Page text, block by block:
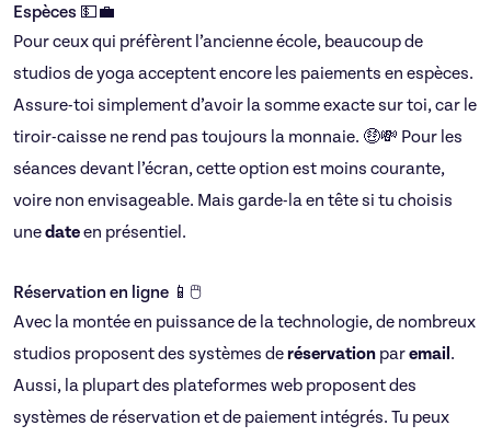
Espèces 💵💼
Pour ceux qui préfèrent l’ancienne école, beaucoup de
studios de yoga acceptent encore les paiements en espèces.
Assure-toi simplement d’avoir la somme exacte sur toi, car le
tiroir-caisse ne rend pas toujours la monnaie. 🤑💸 Pour les
séances devant l’écran, cette option est moins courante,
voire non envisageable. Mais garde-la en tête si tu choisis
unedateen présentiel.
Réservation en ligne 📱🖱️
Avec la montée en puissance de la technologie, de nombreux
studios proposent des systèmes deréservation paremail .
Aussi, la plupart des plateformes web proposent des
systèmes de réservation et de paiement intégrés. Tu peux